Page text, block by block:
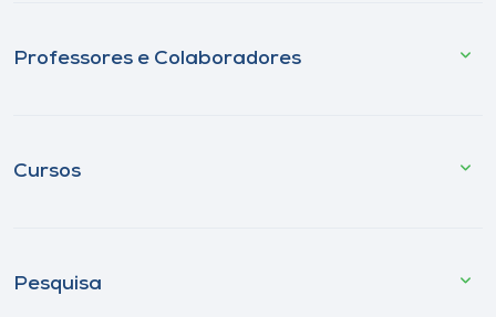
Professores e Colaboradores
Cursos
Pesquisa